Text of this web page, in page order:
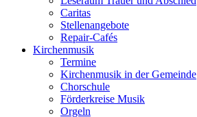
Caritas
Stellenangebote
Repair-Cafés
Kirchenmusik
Termine
Kirchenmusik in der Gemeinde
Chorschule
Förderkreise Musik
Orgeln